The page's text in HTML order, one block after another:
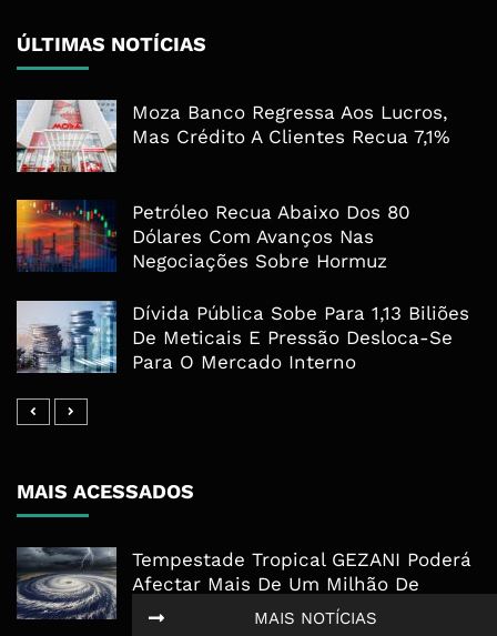
MAIS NOTÍCIAS
ÚLTIMAS NOTÍCIAS
Moza Banco Regressa Aos Lucros,
Mas Crédito A Clientes Recua 7,1%
Petróleo Recua Abaixo Dos 80
Dólares Com Avanços Nas
Negociações Sobre Hormuz
Dívida Pública Sobe Para 1,13 Biliões
De Meticais E Pressão Desloca-Se
Para O Mercado Interno
MAIS ACESSADOS
Tempestade Tropical GEZANI Poderá
Afectar Mais De Um Milhão De
Pessoas No Centro E Sul ...